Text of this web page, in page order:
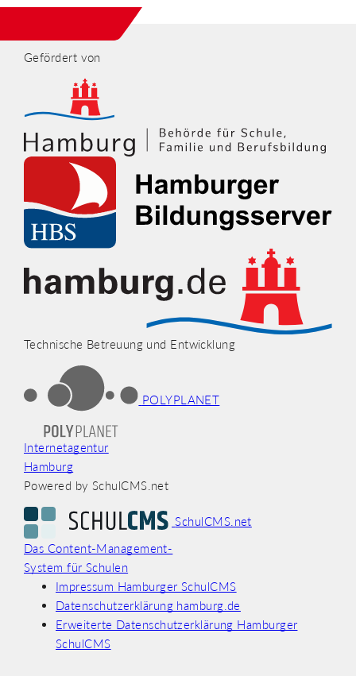
Gefördert von
Technische Betreuung und Entwicklung
POLYPLANET
Internetagentur
Hamburg
Powered by SchulCMS.net
SchulCMS.net
Das Content-Management-
System für Schulen
Impressum Hamburger SchulCMS
Datenschutzerklärung hamburg.de
Erweiterte Datenschutzerklärung Hamburger
SchulCMS